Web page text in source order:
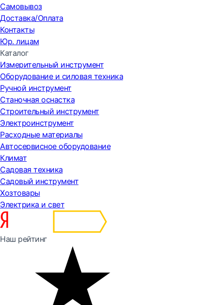
Самовывоз
Доставка/Оплата
Контакты
Юр. лицам
Каталог
Измерительный инструмент
Оборудование и силовая техника
Ручной инструмент
Станочная оснастка
Строительный инструмент
Электроинструмент
Расходные материалы
Автосервисное оборудование
Климат
Садовая техника
Садовый инструмент
Хозтовары
Электрика и свет
Наш рейтинг